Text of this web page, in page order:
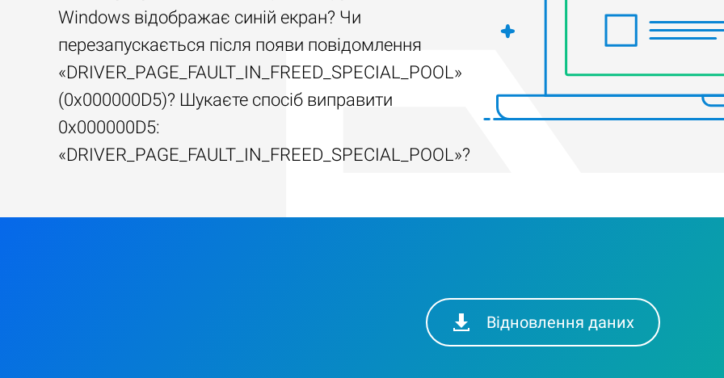
Windows відображає синій екран? Чи
перезапускається після появи повідомлення
«DRIVER_PAGE_FAULT_IN_FREED_SPECIAL_POOL»
(0x000000D5)? Шукаєте спосіб виправити
0x000000D5:
«DRIVER_PAGE_FAULT_IN_FREED_SPECIAL_POOL»?
Відновлення даних